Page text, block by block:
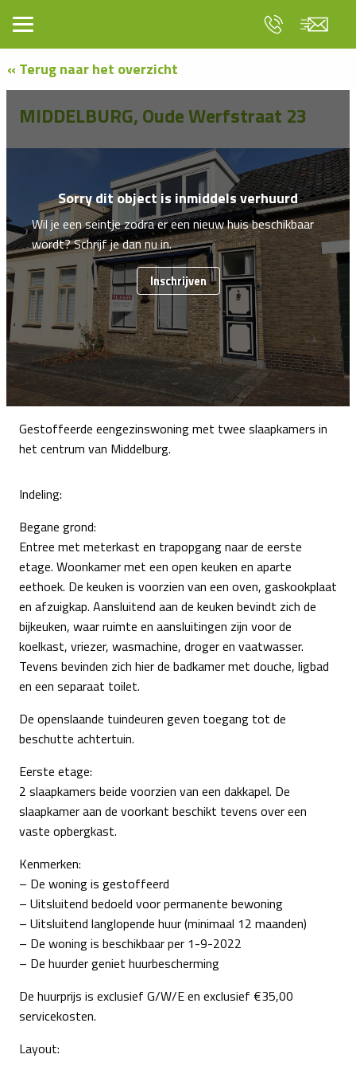
« Terug naar het overzicht
Sorry dit object is inmiddels verhuurd
Wil je een seintje zodra er een nieuw huis beschikbaar
wordt? Schrijf je dan nu in.
Inschrijven
MIDDELBURG, Oude Werfstraat 23
Gestoffeerde eengezinswoning met twee slaapkamers in
het centrum van Middelburg.
Indeling:
Begane grond:
Entree met meterkast en trapopgang naar de eerste
etage. Woonkamer met een open keuken en aparte
eethoek. De keuken is voorzien van een oven, gaskookplaat
en afzuigkap. Aansluitend aan de keuken bevindt zich de
bijkeuken, waar ruimte en aansluitingen zijn voor de
koelkast, vriezer, wasmachine, droger en vaatwasser.
Tevens bevinden zich hier de badkamer met douche, ligbad
en een separaat toilet.
De openslaande tuindeuren geven toegang tot de
beschutte achtertuin.
Eerste etage:
2 slaapkamers beide voorzien van een dakkapel. De
slaapkamer aan de voorkant beschikt tevens over een
vaste opbergkast.
Kenmerken:
– De woning is gestoffeerd
– Uitsluitend bedoeld voor permanente bewoning
– Uitsluitend langlopende huur (minimaal 12 maanden)
– De woning is beschikbaar per 1-9-2022
– De huurder geniet huurbescherming
De huurprijs is exclusief G/W/E en exclusief €35,00
servicekosten.
Layout: